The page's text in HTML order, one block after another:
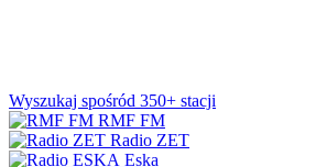
Wyszukaj spośród 350+ stacji
RMF FM
Radio ZET
Eska